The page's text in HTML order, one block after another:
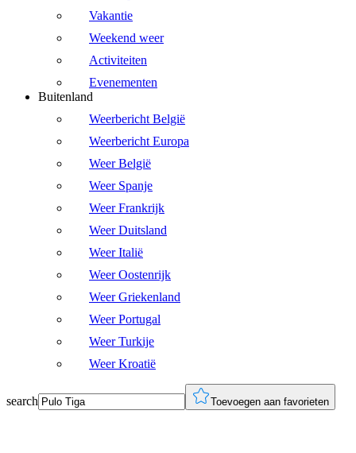
Vakantie
Weekend weer
Activiteiten
Evenementen
Buitenland
Weerbericht België
Weerbericht Europa
Weer België
Weer Spanje
Weer Frankrijk
Weer Duitsland
Weer Italië
Weer Oostenrijk
Weer Griekenland
Weer Portugal
Weer Turkije
Weer Kroatië
search Toevoegen aan favorieten